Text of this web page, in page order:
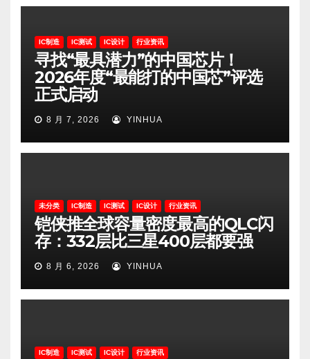
IC制造 IC测试 IC设计 行业资讯
寻找“最具潜力”的中国芯片！
2026年度“最能打的中国芯”评选
正式启动
8 月 7, 2026 YINHUA
未分类 IC制造 IC测试 IC设计 行业资讯
铠侠推全球容量密度最高的QLC闪
存：332层比三星400层都要强
8 月 6, 2026 YINHUA
IC制造 IC测试 IC设计 行业资讯